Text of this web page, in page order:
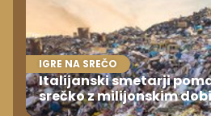
IGRE NA SREČO
Italijanski smetarji
srečko z milijonskim